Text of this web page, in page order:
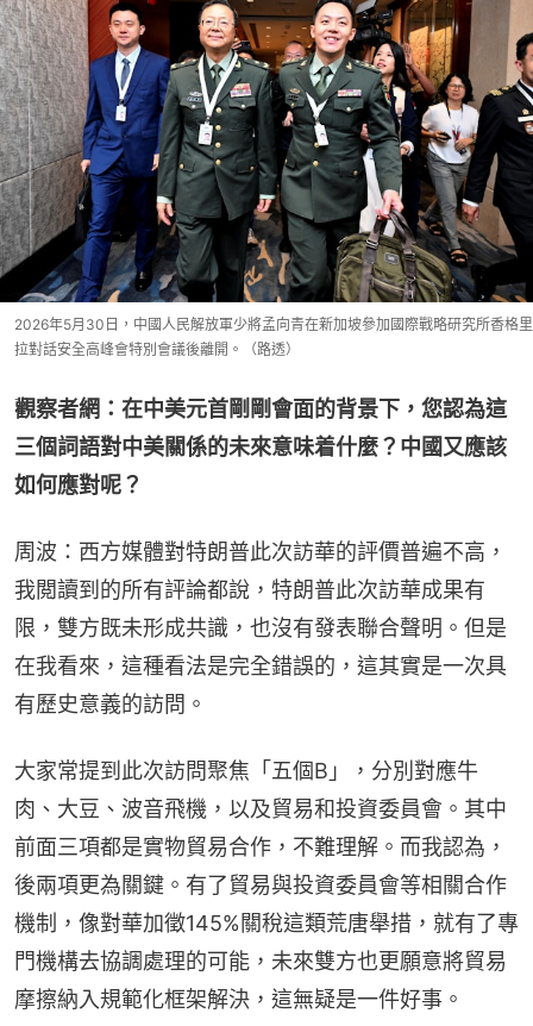
2026年5月30日，中國人民解放軍少將孟向青在新加坡參加國際戰略研究所香格里
拉對話安全高峰會特別會議後離開。（路透）
觀察者網：在中美元首剛剛會面的背景下，您認為這
三個詞語對中美關係的未來意味着什麼？中國又應該
如何應對呢？
周波：西方媒體對特朗普此次訪華的評價普遍不高，
我閲讀到的所有評論都說，特朗普此次訪華成果有
限，雙方既未形成共識，也沒有發表聯合聲明。但是
在我看來，這種看法是完全錯誤的，這其實是一次具
有歷史意義的訪問。
大家常提到此次訪問聚焦「五個B」，分別對應牛
肉、大豆、波音飛機，以及貿易和投資委員會。其中
前面三項都是實物貿易合作，不難理解。而我認為，
後兩項更為關鍵。有了貿易與投資委員會等相關合作
機制，像對華加徵145%關稅這類荒唐舉措，就有了專
門機構去協調處理的可能，未來雙方也更願意將貿易
摩擦納入規範化框架解決，這無疑是一件好事。